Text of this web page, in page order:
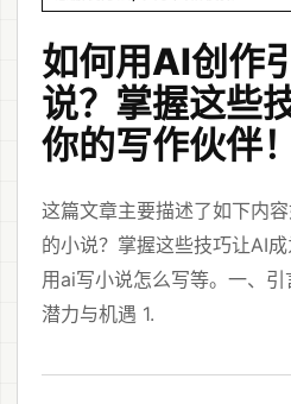
如何用AI创作
说？掌握这些
你的写作伙伴！
这篇文章主要描述了如下内
的小说？掌握这些技巧让AI
用ai写小说怎么写等。一、
潜力与机遇 1.